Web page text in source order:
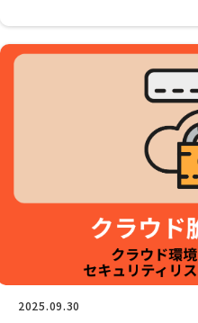
2025.09.30